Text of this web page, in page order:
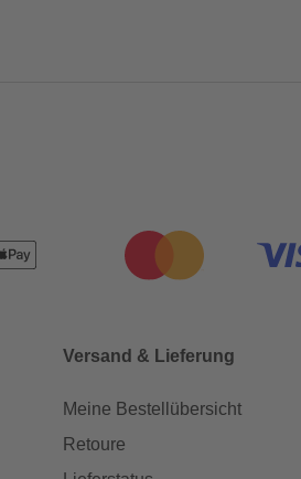
Versand & Lieferung
Meine Bestellübersicht
Retoure